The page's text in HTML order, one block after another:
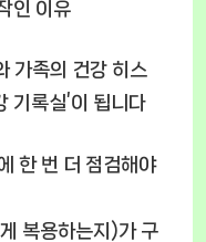
인 이유
가족의 건강 히스
기록실’이 됩니다
한 번 더 점검해야
복용하는지)가 구